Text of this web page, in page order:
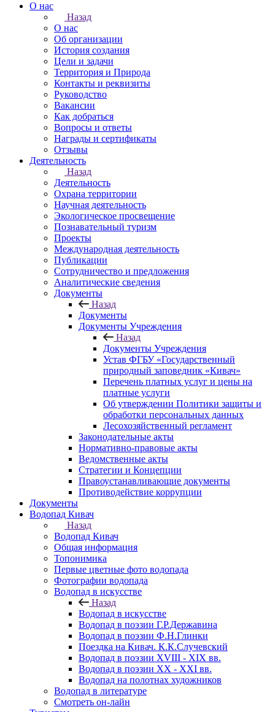
О нас
Назад
О нас
Об организации
История создания
Цели и задачи
Территория и Природа
Контакты и реквизиты
Руководство
Вакансии
Как добраться
Вопросы и ответы
Награды и сертификаты
Отзывы
Деятельность
Назад
Деятельность
Охрана территории
Научная деятельность
Экологическое просвещение
Познавательный туризм
Проекты
Международная деятельность
Публикации
Сотрудничество и предложения
Аналитические сведения
Документы
Назад
Документы
Документы Учреждения
Назад
Документы Учреждения
Устав ФГБУ «Государственный
природный заповедник «Кивач»
Перечень платных услуг и цены на
платные услуги
Об утверждении Политики защиты и
обработки персональных данных
Лесохозяйственный регламент
Законодательные акты
Нормативно-правовые акты
Ведомственные акты
Стратегии и Концепции
Правоустанавливающие документы
Противодействие коррупции
Документы
Водопад Кивач
Назад
Водопад Кивач
Общая информация
Топонимика
Первые цветные фото водопада
Фотографии водопада
Водопад в искусстве
Назад
Водопад в искусстве
Водопад в поэзии Г.Р.Державина
Водопад в поэзии Ф.Н.Глинки
Поездка на Кивач. К.К.Случевский
Водопад в поэзии XVIII - XIX вв.
Водопад в поэзии XX - XXI вв.
Водопад на полотнах художников
Водопад в литературе
Смотреть он-лайн